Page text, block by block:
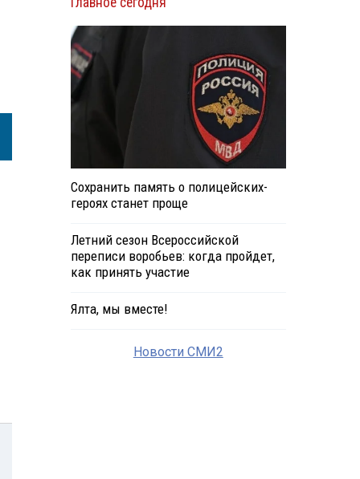
Сохранить память о полицейских-
героях станет проще
Летний сезон Всероссийской
переписи воробьев: когда пройдет,
как принять участие
Ялта, мы вместе!
Новости СМИ2